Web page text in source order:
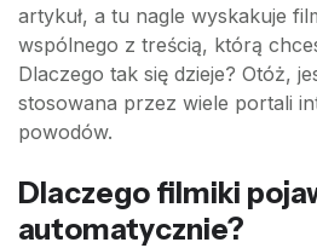
artykuł, a tu nagle wyskakuje
wspólnego z treścią, którą
Dlaczego tak się dzieje? Otóż,
stosowana przez wiele portali
powodów.
Dlaczego filmiki
automatycznie?